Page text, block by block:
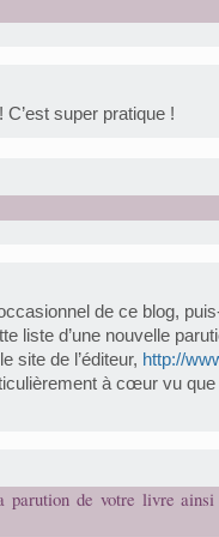
super pratique !
de ce blog,
liste d’une nouvelle
site de l’éditeur, http://
à cœur vu que
de votre livre